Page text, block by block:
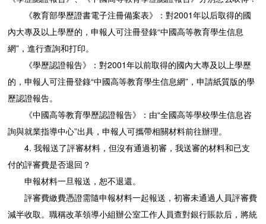
《教育部學歷證書電子注冊備案表》：對2001年以后取得的國
內大專及以上學歷的，申報人可注冊登錄“中國高等教育學生信息
網”，進行查詢和打印。
《學歷認證報告》：對2001年以前取得的國內大專及以上學歷
的，申報人可注冊登錄“中國高等教育學生信息網”，申請紙質版的學
歷認證報告。
《中國高等教育學歷認證報告》：由“全國高等學校學生信息咨
詢與就業指導中心”出具，申報人可攜帶相關材料前往辦理。
4. 我報送了評審材料，但沒有通過初審，我送審的材料和已支
付的評審費是否退回？
申報材料一旦報送，恕不退還。
評審費繳費憑證需隨申報材料一起報送，初審未通過人員評審費
減半收取。職稱改革領導小組辦公室工作人員查對銀行賬款后，將統